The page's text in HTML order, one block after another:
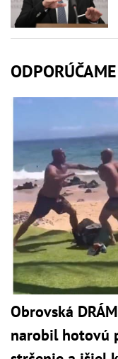
ODPORÚČAME
Obrovská
narobil hotovú